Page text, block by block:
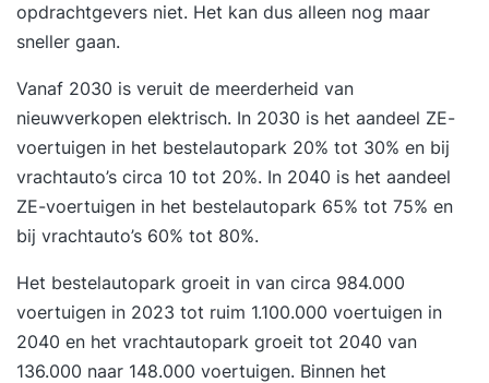
opdrachtgevers niet. Het kan dus alleen nog maar
sneller gaan.
Vanaf 2030 is veruit de meerderheid van
nieuwverkopen elektrisch. In 2030 is het aandeel ZE-
voertuigen in het bestelautopark 20% tot 30% en bij
vrachtauto’s circa 10 tot 20%. In 2040 is het aandeel
ZE-voertuigen in het bestelautopark 65% tot 75% en
bij vrachtauto’s 60% tot 80%.
Het bestelautopark groeit in van circa 984.000
voertuigen in 2023 tot ruim 1.100.000 voertuigen in
2040 en het vrachtautopark groeit tot 2040 van
136.000 naar 148.000 voertuigen. Binnen het